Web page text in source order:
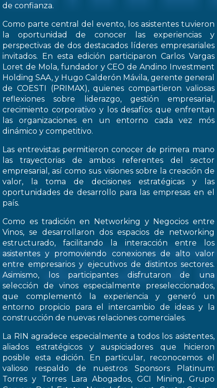
de confianza.
Como parte central del evento, los asistentes tuvieron
la oportunidad de conocer las experiencias y
perspectivas de dos destacados líderes empresariales
invitados. En esta edición participaron Carlos Vargas
Loret de Mola, fundador y CEO de Andino Investment
Holding SAA, y Hugo Calderón Mávila, gerente general
de COESTI (PRIMAX), quienes compartieron valiosas
reflexiones sobre liderazgo, gestión empresarial,
crecimiento corporativo y los desafíos que enfrentan
las organizaciones en un entorno cada vez mós
dinámico y competitivo.
Las entrevistas permitieron conocer de primera mano
las trayectorias de ambos referentes del sector
empresarial, así como sus visiones sobre la creación de
valor, la toma de decisiones estratégicas y las
oportunidades de desarrollo para las empresas en el
país.
Como es tradición en Networking y Negocios entre
Vinos, se desarrollaron dos espacios de networking
estructurado, facilitando la interacción entre los
asistentes y promoviendo conexiones de alto valor
entre empresarios y ejecutivos de distintos sectores.
Asimismo, los participantes disfrutaron de una
selección de vinos especialmente preseleccionados,
que complementó la experiencia y generó un
entorno propicio para el intercambio de ideas y la
construcción de nuevas relaciones comerciales.
La RIN agradece especialmente a todos los asistentes,
aliados estratégicos y auspiciadores que hicieron
posible esta edición. En particular, reconocemos el
valioso respaldo de nuestros Sponsors Platinum:
Torres y Torres Lara Abogados, GCI Mining, Grupo